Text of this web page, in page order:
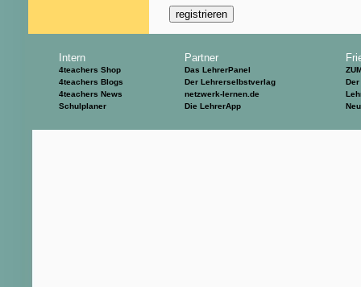
Intern
4teachers Shop
4teachers Blogs
4teachers News
Schulplaner
Partner
Das LehrerPanel
Der Lehrerselbstverlag
netzwerk-lernen.de
Die LehrerApp